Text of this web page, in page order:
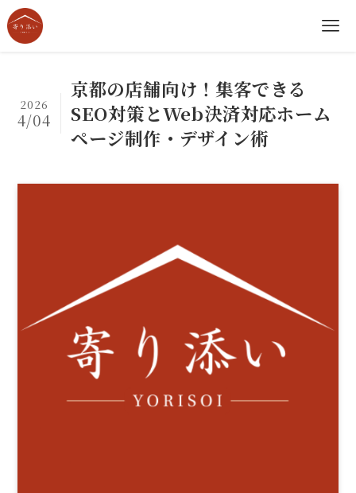
京都の店舗向け！集客できる
SEO対策とWeb決済対応ホーム
ページ制作・デザイン術
2026
4/04